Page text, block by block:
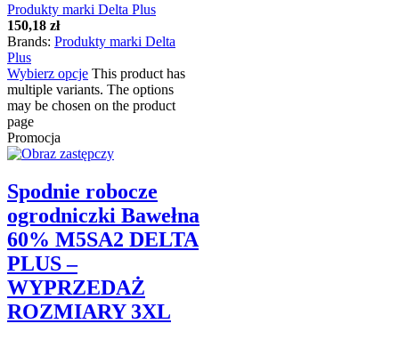
Produkty marki Delta Plus
150,18 zł
Brands: Produkty marki Delta
Plus
Wybierz opcje This product has
multiple variants. The options
may be chosen on the product
page
Promocja
Spodnie robocze
ogrodniczki Bawełna
60% M5SA2 DELTA
PLUS –
WYPRZEDAŻ
ROZMIARY 3XL